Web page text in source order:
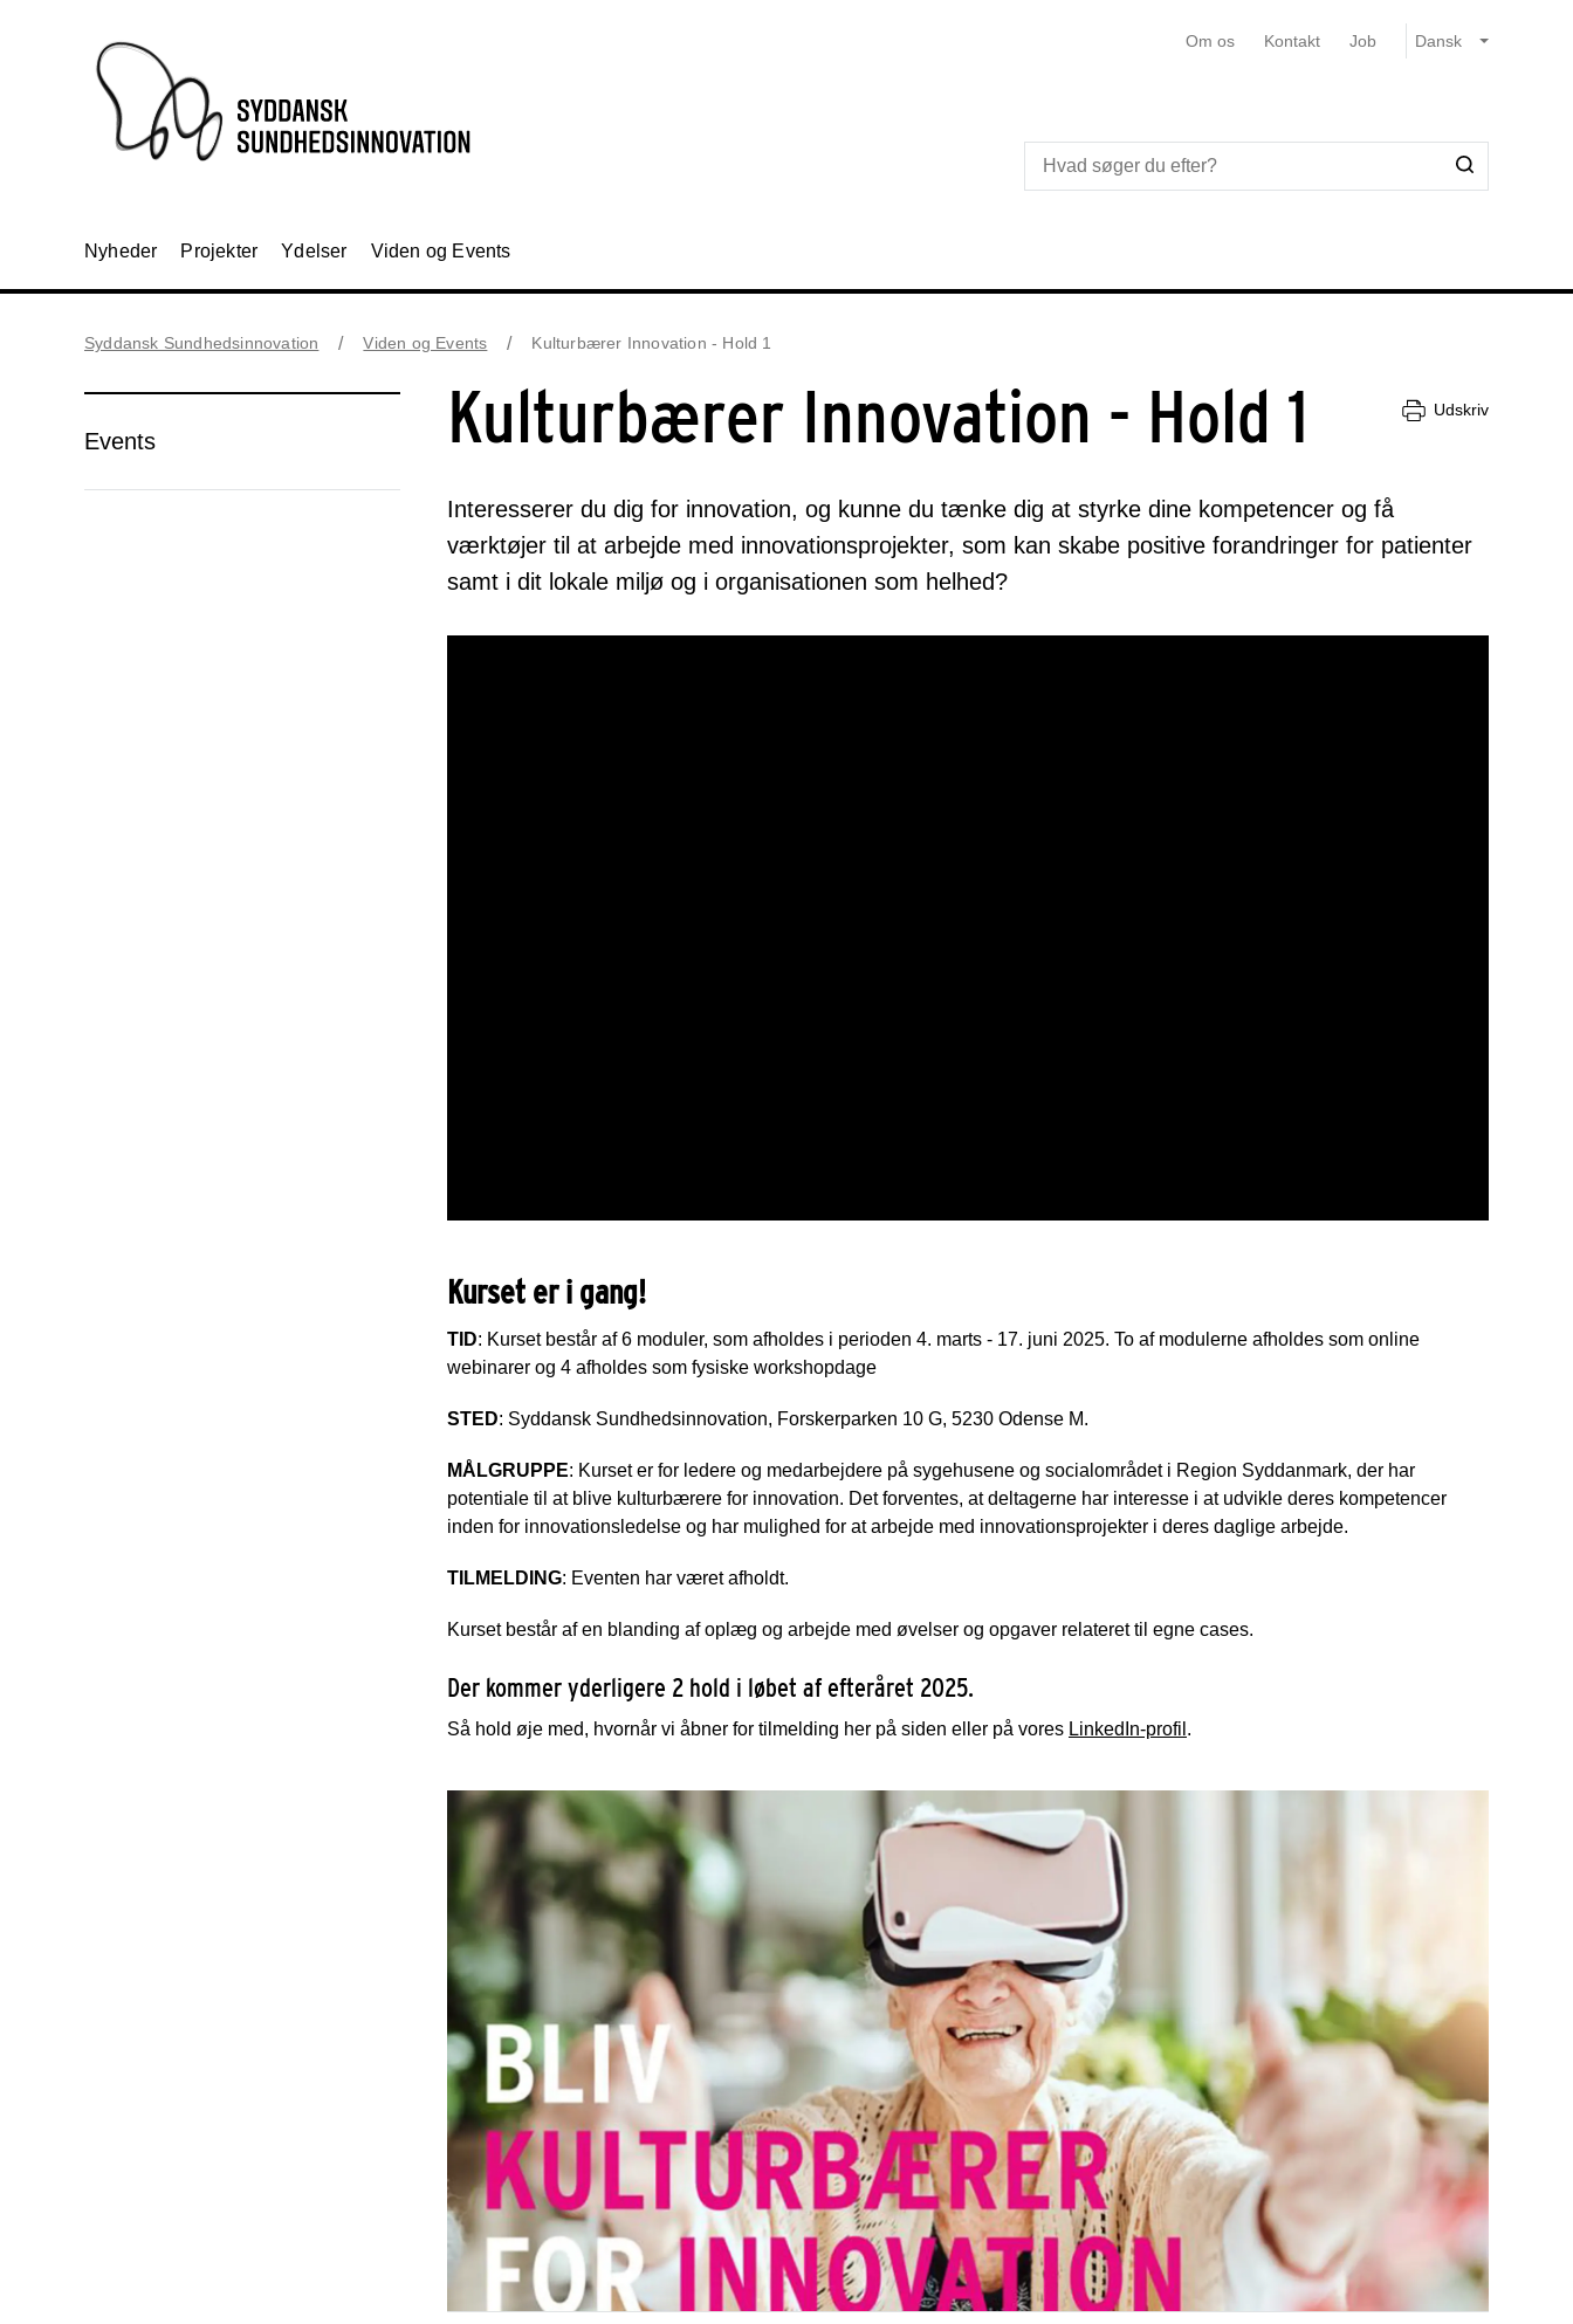
Om os Kontakt Job
Nyheder Projekter Ydelser Viden og Events
Syddansk Sundhedsinnovation Viden og Events Kulturbærer Innovation - Hold 1
Events Kulturbærer Innovation - Hold 1 Udskriv
Interesserer du dig for innovation, og kunne du tænke dig at styrke dine kompetencer og få
værktøjer til at arbejde med innovationsprojekter, som kan skabe positive forandringer for patienter
samt i dit lokale miljø og i organisationen som helhed?
Kurset er i gang!
TID: Kurset består af 6 moduler, som afholdes i perioden 4. marts - 17. juni 2025. To af modulerne afholdes som online
webinarer og 4 afholdes som fysiske workshopdage
STED: Syddansk Sundhedsinnovation, Forskerparken 10 G, 5230 Odense M.
MÅLGRUPPE: Kurset er for ledere og medarbejdere på sygehusene og socialområdet i Region Syddanmark, der har
potentiale til at blive kulturbærere for innovation. Det forventes, at deltagerne har interesse i at udvikle deres kompetencer
inden for innovationsledelse og har mulighed for at arbejde med innovationsprojekter i deres daglige arbejde.
TILMELDING: Eventen har været afholdt.
Kurset består af en blanding af oplæg og arbejde med øvelser og opgaver relateret til egne cases.
Der kommer yderligere 2 hold i løbet af efteråret 2025.
Så hold øje med, hvornår vi åbner for tilmelding her på siden eller på vores LinkedIn-profil .